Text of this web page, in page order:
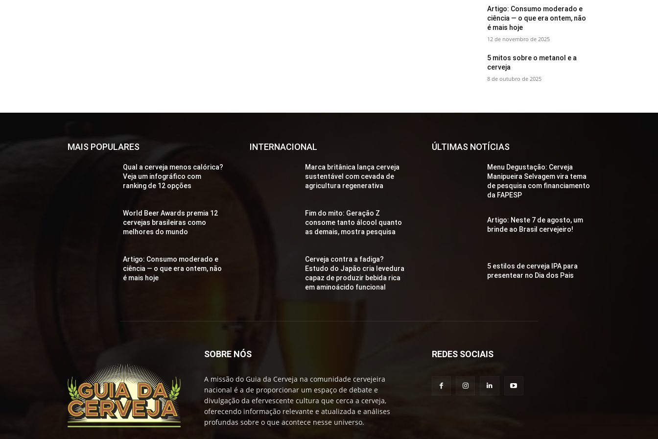
Artigo: Consumo moderado e
ciência — o que era ontem, não
é mais hoje
12 de novembro de 2025
5 mitos sobre o metanol e a
cerveja
8 de outubro de 2025
MAIS POPULARES
Qual a cerveja menos calórica?
Veja um infográfico com
ranking de 12 opções
World Beer Awards premia 12
cervejas brasileiras como
melhores do mundo
Artigo: Consumo moderado e
ciência — o que era ontem, não
é mais hoje
INTERNACIONAL
Marca britânica lança cerveja
sustentável com cevada de
agricultura regenerativa
Fim do mito: Geração Z
consome tanto álcool quanto
as demais, mostra pesquisa
Cerveja contra a fadiga?
Estudo do Japão cria levedura
capaz de produzir bebida rica
em aminoácido funcional
ÚLTIMAS NOTÍCIAS
Menu Degustação: Cerveja
Manipueira Selvagem vira tema
de pesquisa com financiamento
da FAPESP
Artigo: Neste 7 de agosto, um
brinde ao Brasil cervejeiro!
5 estilos de cerveja IPA para
presentear no Dia dos Pais
SOBRE NÓS
A missão do Guia da Cerveja na comunidade cervejeira
nacional é a de proporcionar um espaço de debate e
divulgação da efervescente cultura que cerca a cerveja,
oferecendo informação relevante e atualizada e análises
profundas sobre o que acontece nesse universo.
REDES SOCIAIS